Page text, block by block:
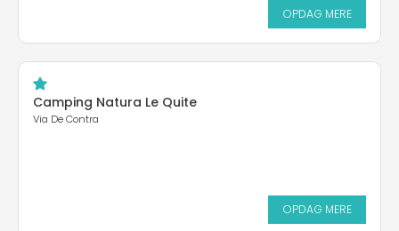
OPDAG MERE
Camping Natura Le Quite
Via De Contra
OPDAG MERE